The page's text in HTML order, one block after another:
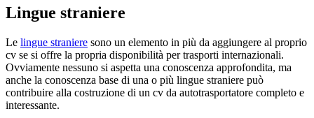
Lingue straniere
Le lingue straniere sono un elemento in più da aggiungere al proprio
cv se si offre la propria disponibilità per trasporti internazionali.
Ovviamente nessuno si aspetta una conoscenza approfondita, ma
anche la conoscenza base di una o più lingue straniere può
contribuire alla costruzione di un cv da autotrasportatore completo e
interessante.